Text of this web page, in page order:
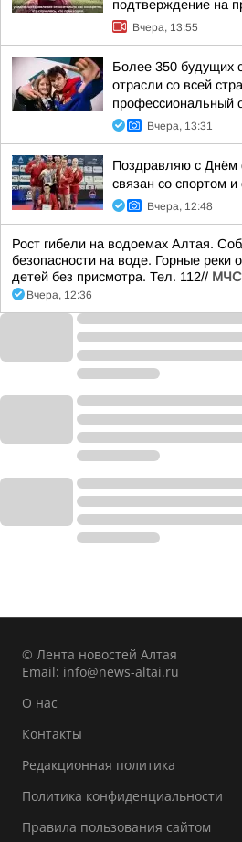
подтверждение на
Вчера, 13:55
Более 350 будущих
отрасли со всей
профессиональный
Вчера, 13:31
Поздравляю с Днём
связан со спортом и
Вчера, 12:48
Рост гибели на водоемах Алтая.
безопасности на воде. Горные реки
детей без присмотра. Тел. 112// МЧС
Вчера, 12:36
© Лента новостей Алтая
Email: info@news-altai.ru
О нас
Контакты
Редакционная политика
Политика конфиденциальности
Правила пользования сайтом